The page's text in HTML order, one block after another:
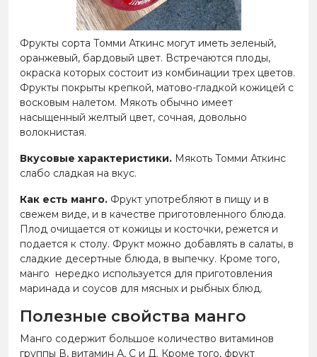
Фрукты сорта Томми Аткинс могут иметь зеленый,
оранжевый, бардовый цвет. Встречаются плоды,
окраска которых состоит из комбинации трех цветов.
Фрукты покрыты крепкой, матово-гладкой кожицей с
восковым налетом. Мякоть обычно имеет
насыщенный желтый цвет, сочная, довольно
волокнистая.
Вкусовые характеристики. Мякоть Томми Аткинс
слабо сладкая на вкус.
Как есть манго. Фрукт употребляют в пищу и в
свежем виде, и в качестве приготовленного блюда.
Плод очищается от кожицы и косточки, режется и
подается к столу. Фрукт можно добавлять в салаты, в
сладкие десертные блюда, в выпечку. Кроме того,
манго нередко используется для приготовления
маринада и соусов для мясных и рыбных блюд.
Полезные свойства манго
Манго содержит большое количество витаминов
группы В, витамин А, С и Д. Кроме того, фрукт